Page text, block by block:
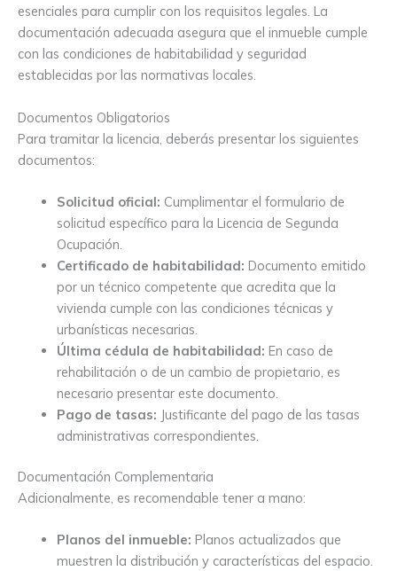
esenciales para cumplir con los requisitos legales. La
documentación adecuada asegura que el inmueble cumple
con las condiciones de habitabilidad y seguridad
establecidas por las normativas locales.
Documentos Obligatorios
Para tramitar la licencia, deberás presentar los siguientes
documentos:
Solicitud oficial: Cumplimentar el formulario de
solicitud específico para la Licencia de Segunda
Ocupación.
Certificado de habitabilidad: Documento emitido
por un técnico competente que acredita que la
vivienda cumple con las condiciones técnicas y
urbanísticas necesarias.
Última cédula de habitabilidad: En caso de
rehabilitación o de un cambio de propietario, es
necesario presentar este documento.
Pago de tasas: Justificante del pago de las tasas
administrativas correspondientes.
Documentación Complementaria
Adicionalmente, es recomendable tener a mano:
Planos del inmueble: Planos actualizados que
muestren la distribución y características del espacio.